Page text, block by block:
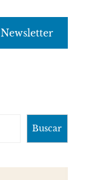
Newsletter
Buscar